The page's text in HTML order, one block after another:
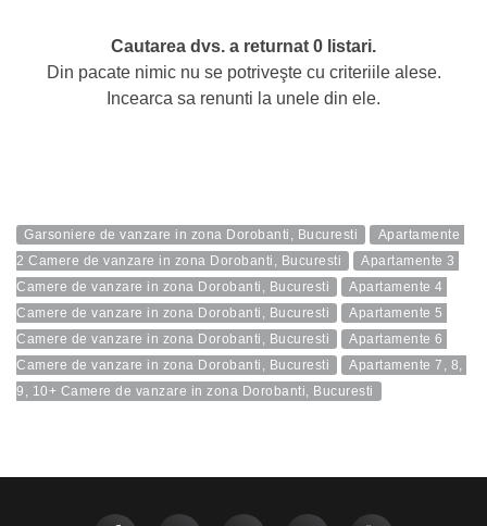
Cautarea dvs. a returnat 0 listari.
Din pacate nimic nu se potriveşte cu criteriile alese.
Incearca sa renunti la unele din ele.
Garsoniere de vanzare in zona Dorobanti, Bucuresti
Apartamente
2 Camere de vanzare in zona Dorobanti, Bucuresti
Apartamente 3
Camere de vanzare in zona Dorobanti, Bucuresti
Apartamente 4
Camere de vanzare in zona Dorobanti, Bucuresti
Apartamente 5
Camere de vanzare in zona Dorobanti, Bucuresti
Apartamente 6
Camere de vanzare in zona Dorobanti, Bucuresti
Apartamente 7, 8,
9, 10+ Camere de vanzare in zona Dorobanti, Bucuresti